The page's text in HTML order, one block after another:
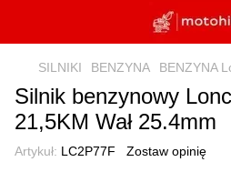
SILNIKI BENZYNA BENZYNA
Silnik benzynowy
21,5KM Wał 25.4mm
Artykuł: LC2P77F Zostaw opinię